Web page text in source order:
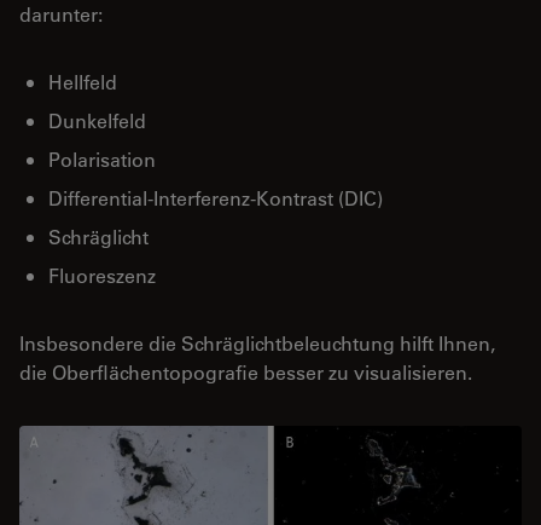
darunter:
Hellfeld
Dunkelfeld
Polarisation
Differential-Interferenz-Kontrast (DIC)
Schräglicht
Fluoreszenz
Insbesondere die Schräglichtbeleuchtung hilft Ihnen,
die Oberflächentopografie besser zu visualisieren.